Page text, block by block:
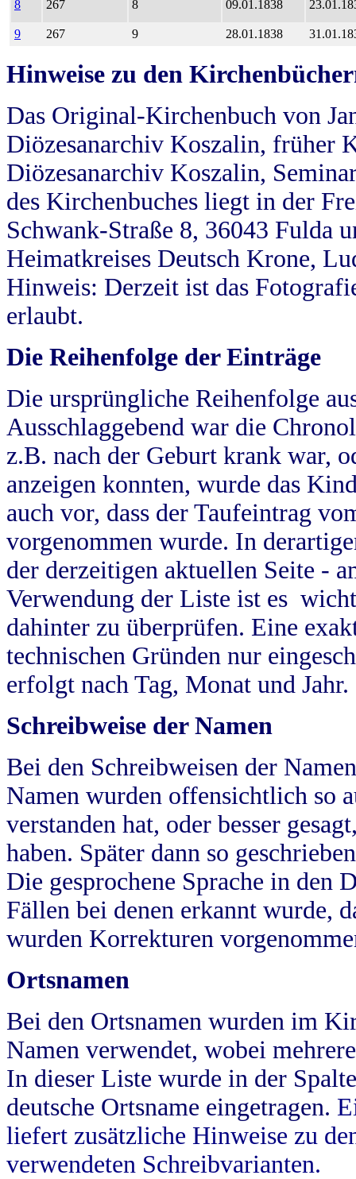
8 267 8 09.01.1838
9 267 9 28.01.1838
Hinweise zu den
Das Original-Kirchenbuch von
Diözesanarchiv Koszalin, früher
Diözesanarchiv Koszalin,
des Kirchenbuches liegt in der
Schwank-Straße 8, 36043 Fulda
Heimatkreises Deutsch Krone,
Hinweis: Derzeit ist das
erlaubt.
Die Reihenfolge der Einträge
Die ursprüngliche Reihenfolge
Ausschlaggebend war die
z.B. nach der Geburt krank war,
anzeigen konnten, wurde das
auch vor, dass der Taufeintrag
vorgenommen wurde. In
der derzeitigen aktuellen Seite -
Verwendung der Liste ist es
dahinter zu überprüfen. Eine
technischen Gründen nur
erfolgt nach Tag, Monat und Jahr.
Schreibweise der Namen
Bei den Schreibweisen der
Namen wurden offensichtlich so
verstanden hat, oder besser
haben. Später dann so
Die gesprochene Sprache in
Fällen bei denen erkannt wurde,
wurden Korrekturen
Ortsnamen
Bei den Ortsnamen wurden im
Namen verwendet, wobei
In dieser Liste wurde in der
deutsche Ortsname eingetragen.
liefert zusätzliche Hinweise zu
verwendeten Schreibvarianten.